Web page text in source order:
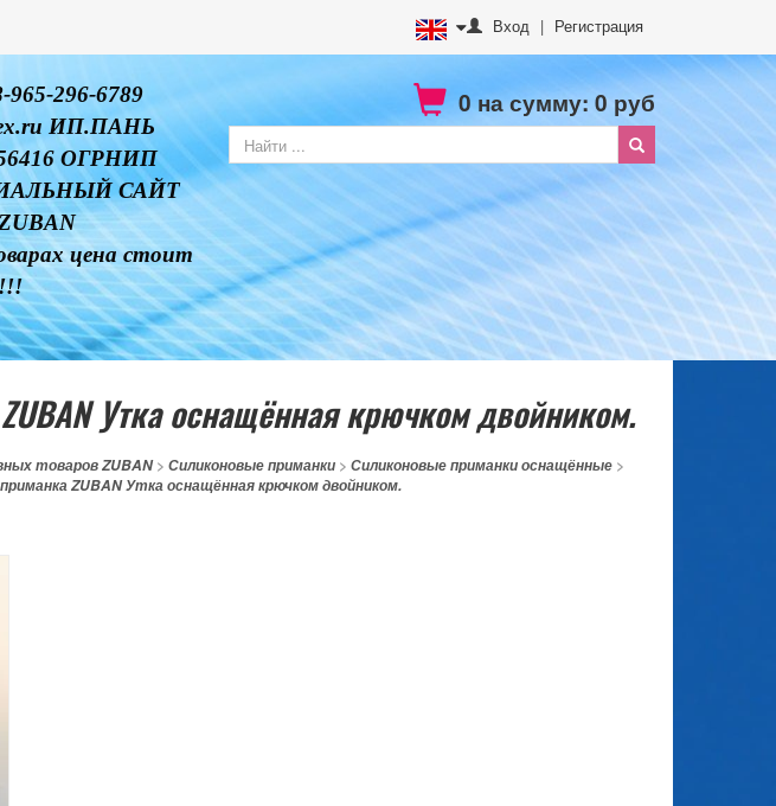
Вход | Регистрация
965-296-6789
ИП.ПАНЬ
ОГРНИП
САЙТ
цена стоит
0на сумму: 0 руб
Утка оснащённая крючком двойником.
товаров ZUBAN>Силиконовые приманки >Силиконовые приманки оснащённые >
ZUBAN Утка оснащённая крючком двойником.